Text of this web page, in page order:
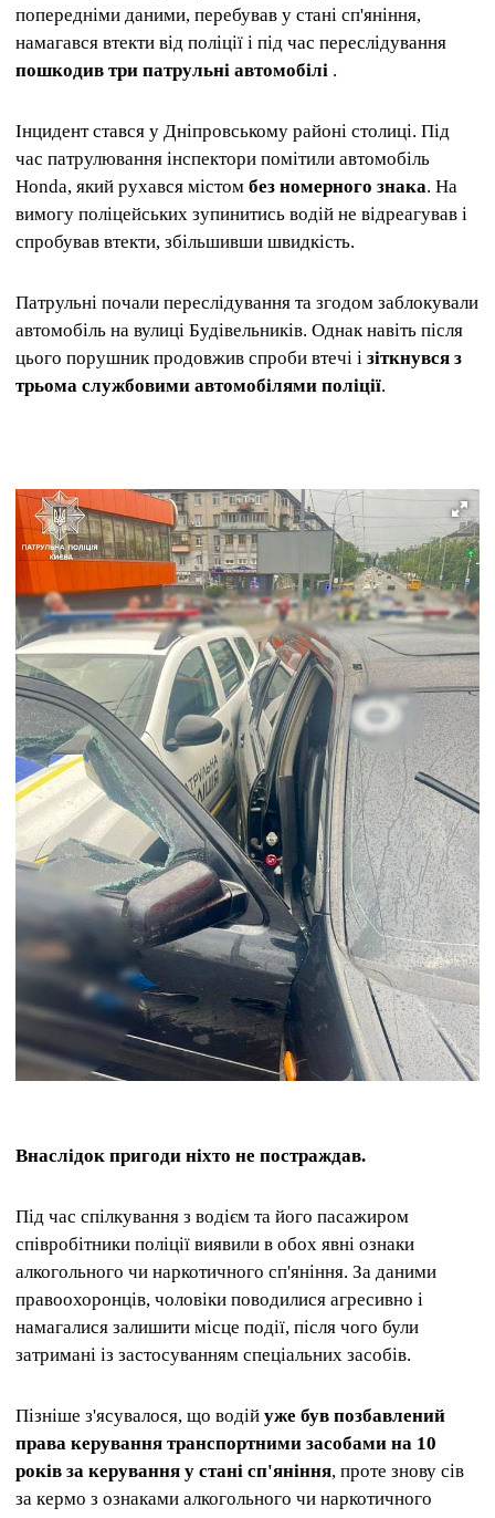
попередніми даними, перебував у стані сп'яніння,
намагався втекти від поліції і під час переслідування
пошкодив три патрульні автомобілі .
Інцидент стався у Дніпровському районі столиці. Під
час патрулювання інспектори помітили автомобіль
Honda, який рухався містом без номерного знака. На
вимогу поліцейських зупинитись водій не відреагував і
спробував втекти, збільшивши швидкість.
Патрульні почали переслідування та згодом заблокували
автомобіль на вулиці Будівельників. Однак навіть після
цього порушник продовжив спроби втечі і зіткнувся з
трьома службовими автомобілями поліції.
Внаслідок пригоди ніхто не постраждав.
Під час спілкування з водієм та його пасажиром
співробітники поліції виявили в обох явні ознаки
алкогольного чи наркотичного сп'яніння. За даними
правоохоронців, чоловіки поводилися агресивно і
намагалися залишити місце події, після чого були
затримані із застосуванням спеціальних засобів.
Пізніше з'ясувалося, що водій уже був позбавлений
права керування транспортними засобами на 10
років за керування у стані сп'яніння, проте знову сів
за кермо з ознаками алкогольного чи наркотичного